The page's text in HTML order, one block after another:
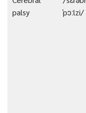
palsy
ˈpɔːlzi/